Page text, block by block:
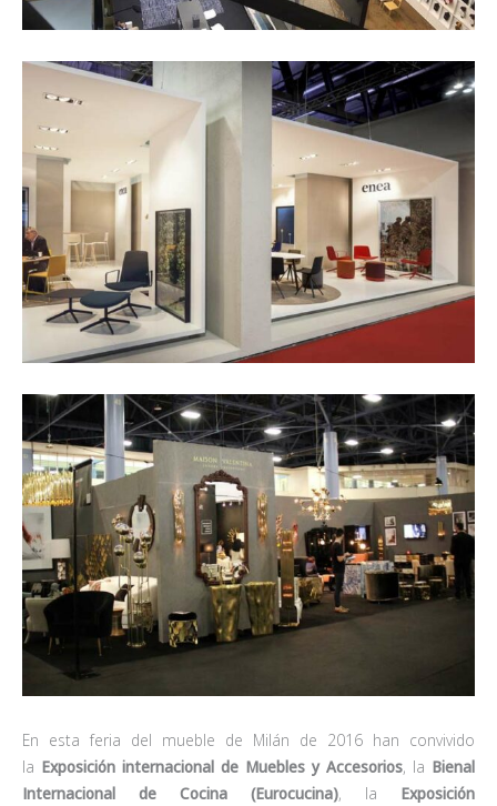
En esta feria del mueble de Milán de 2016 han convivido
la Exposición internacional de Muebles y Accesorios, la Bienal
Internacional de Cocina (Eurocucina), la Exposición